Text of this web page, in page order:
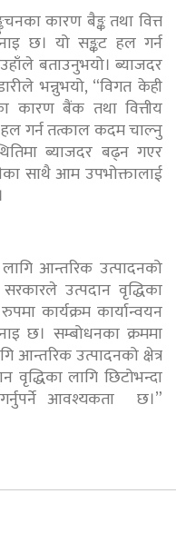
कारण बैङ्क तथा वित्त
छ। यो सङ्कट हल गर्न
बताउनुभयो। ब्याजदर
भन्नुभयो, “विगत केही
कारण बैंक तथा वित्तीय
गर्न तत्काल कदम चाल्नु
ब्याजदर बढ्न गएर
साथै आम उपभोक्तालाई
लागि आन्तरिक उत्पादनको
उत्पदान वृद्धिका
कार्यक्रम कार्यान्वयन
छ। सम्बोधनका क्रममा
आन्तरिक उत्पादनको क्षेत्र
लागि छिटोभन्दा
आवश्यकता छ।”